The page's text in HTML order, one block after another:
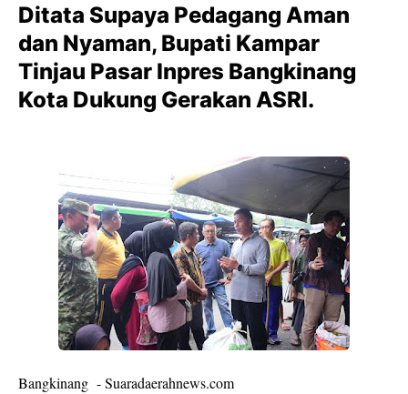
Ditata Supaya Pedagang Aman
dan Nyaman, Bupati Kampar
Tinjau Pasar Inpres Bangkinang
Kota Dukung Gerakan ASRI.
Bangkinang - Suaradaerahnews.com